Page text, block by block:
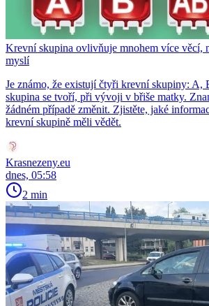
Krevní skupina ovlivňuje mnohem více věcí,
myslí
Je známo, že existují čtyři krevní skupiny: A,
skupina se tvoří, při vývoji v břiše matky.
žádném případě změnit. Zjistěte, jaké
krevní skupině měli vědět.
Krasnezeny.eu
dnes, 05:58
2 min